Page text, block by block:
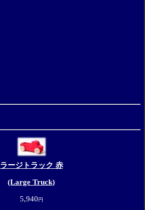
ラージトラック 赤
(Large Truck)
5,940円